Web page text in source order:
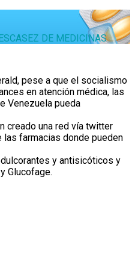
DE MEDICINAS
pese a que el socialismo
en atención médica, las
Venezuela pueda
creado una red vía twitter
farmacias donde pueden
y antisicóticos y
Glucofage.